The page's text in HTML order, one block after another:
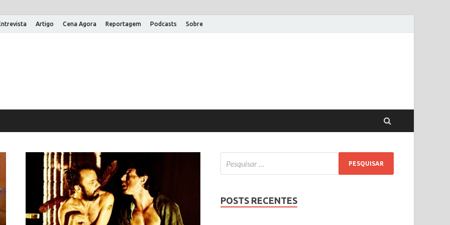
Artigo Cena Agora Reportagem Podcasts Sobre
POSTS RECENTES